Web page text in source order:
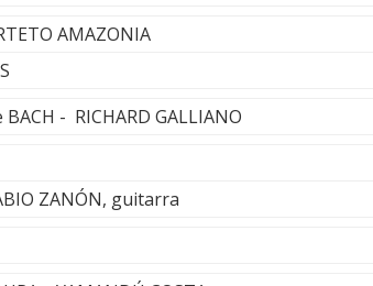
AMAZONIA
- RICHARD GALLIANO
ZANÓN, guitarra